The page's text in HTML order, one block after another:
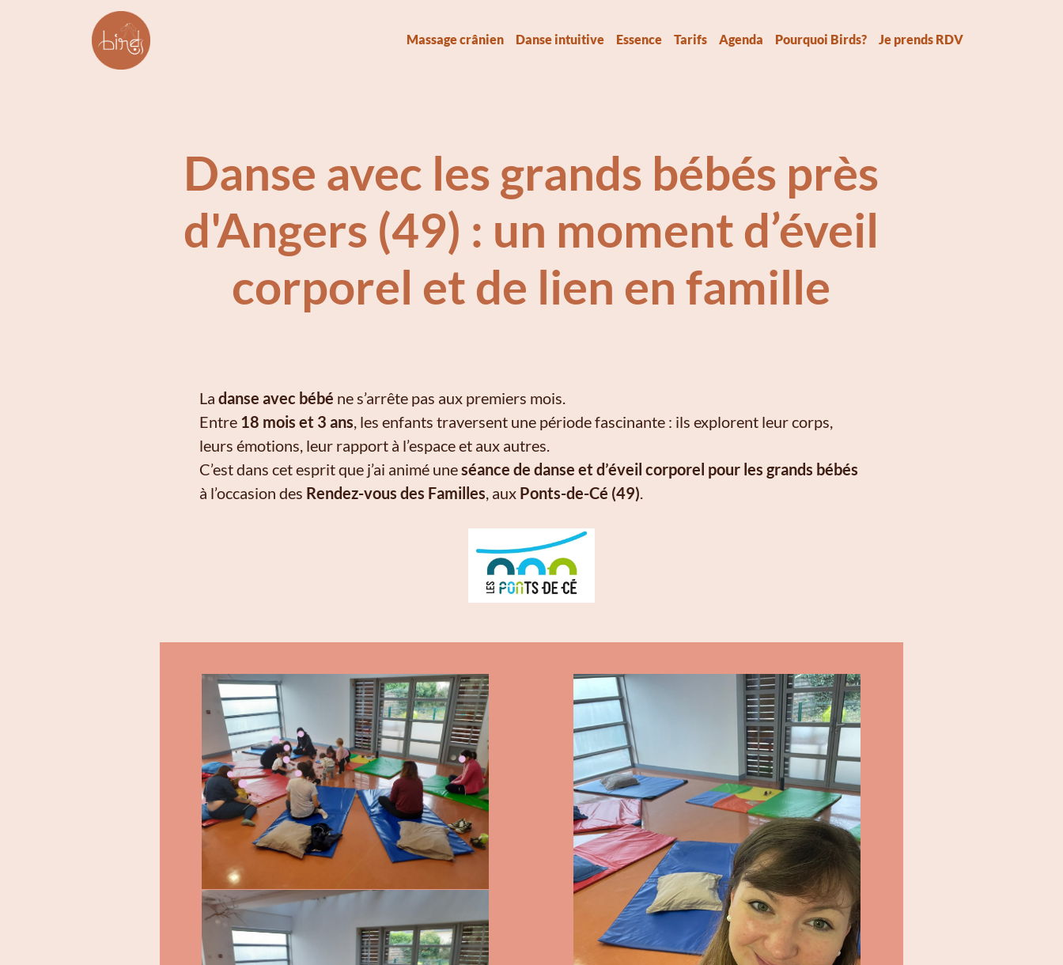
Massage crânien Danse intuitive Essence Tarifs Agenda Pourquoi Birds? Je prends RDV
Danse avec les grands bébés près
d'Angers (49) : un moment d’éveil
corporel et de lien en famille
La danse avec bébé ne s’arrête pas aux premiers mois.
Entre 18 mois et 3 ans, les enfants traversent une période fascinante : ils explorent leur corps,
leurs émotions, leur rapport à l’espace et aux autres.
C’est dans cet esprit que j’ai animé uneséance de danse et d’éveil corporel pour les grands bébés
à l’occasion des Rendez-vous des Familles, aux Ponts-de-Cé (49).